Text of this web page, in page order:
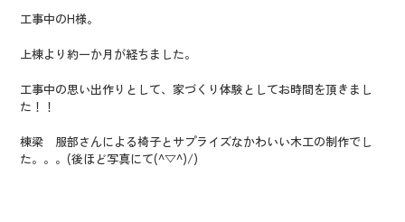
工事中のH様。
上棟より約一か月が経ちました。
工事中の思い出作りとして、家づくり体験としてお時間を頂きまし
た！！
棟梁 服部さんによる椅子とサプライズなかわいい木工の制作でし
た。。。(後ほど写真にて(^▽^)/)